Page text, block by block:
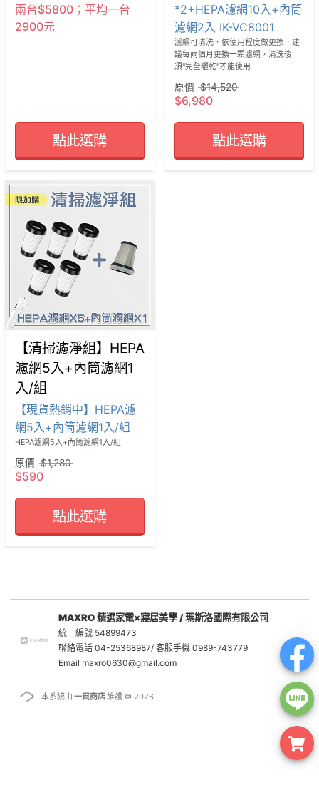
兩台$5800；平均一台
2900元
點此選購
*2+HEPA濾網10入+內筒
濾網2入 IK-VC8001
濾網可清洗，依使用程度做更換，建
議每兩個月更換一顆濾網，清洗後
須"完全曬乾"才能使用
原價 $14,520
$6,980
點此選購
【清掃濾淨組】HEPA
濾網5入+內筒濾網1
入/組
【現貨熱銷中】HEPA濾
網5入+內筒濾網1入/組
HEPA濾網5入+內筒濾網1入/組
原價 $1,280
$590
點此選購
MAXRO 精選家電×寢居美學 / 瑪斯洛國際有限公司
統一編號 54899473
聯絡電話 04-25368987/ 客服手機 0989-743779
Email maxro0630@gmail.com
本系統由 一頁商店維護 © 2026